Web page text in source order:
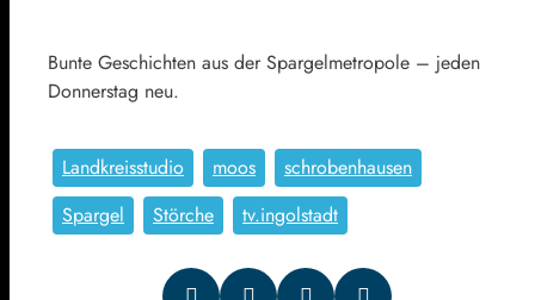
Bunte Geschichten aus der Spargelmetropole – jeden
Donnerstag neu.
Landkreisstudio moos
schrobenhausen
Spargel
Störche tv.ingolstadt